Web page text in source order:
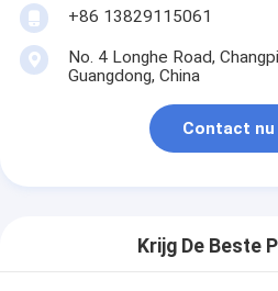
+86 13829115061
No. 4 Longhe Road,
Guangdong, China
Contact nu
Krijg De Beste